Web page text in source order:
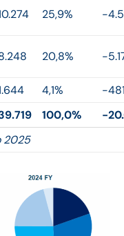
25,9% -
20,8% -
4,1%
-
100,0%
-
2025